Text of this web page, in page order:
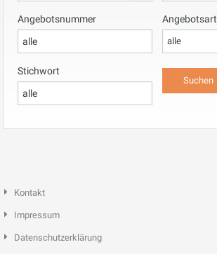
Angebotsnummer Angebotsart
alle
Stichwort
Kontakt
Impressum
Datenschutzerklärung